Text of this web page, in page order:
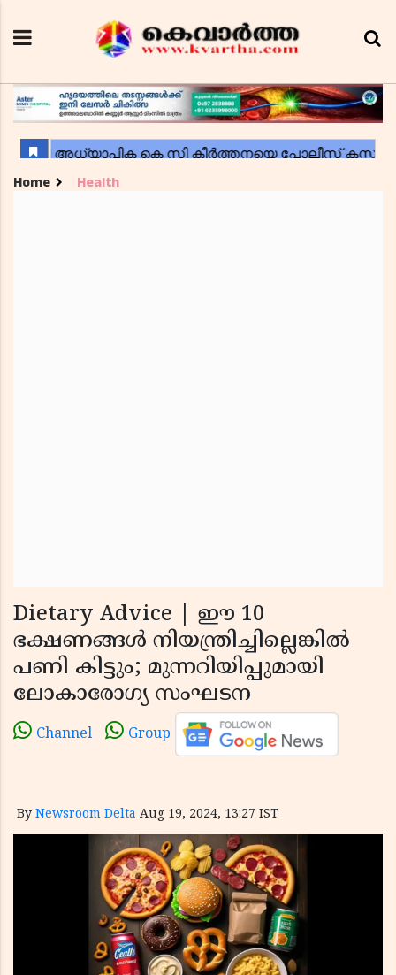
Home Health
Dietary Advice | ഈ 10
ഭക്ഷണങ്ങള്‍ നിയന്ത്രിച്ചില്ലെങ്കില്‍
പണി കിട്ടും; മുന്നറിയിപ്പുമായി
ലോകാരോഗ്യ സംഘടന
Channel Group
By Newsroom Delta Aug 19, 2024, 13:27 IST